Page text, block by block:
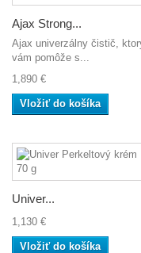
Ajax Strong...
Ajax univerzálny čistič,
vám pomôže s...
1,890 €
Vložiť do košíka
Univer...
1,130 €
Vložiť do košíka